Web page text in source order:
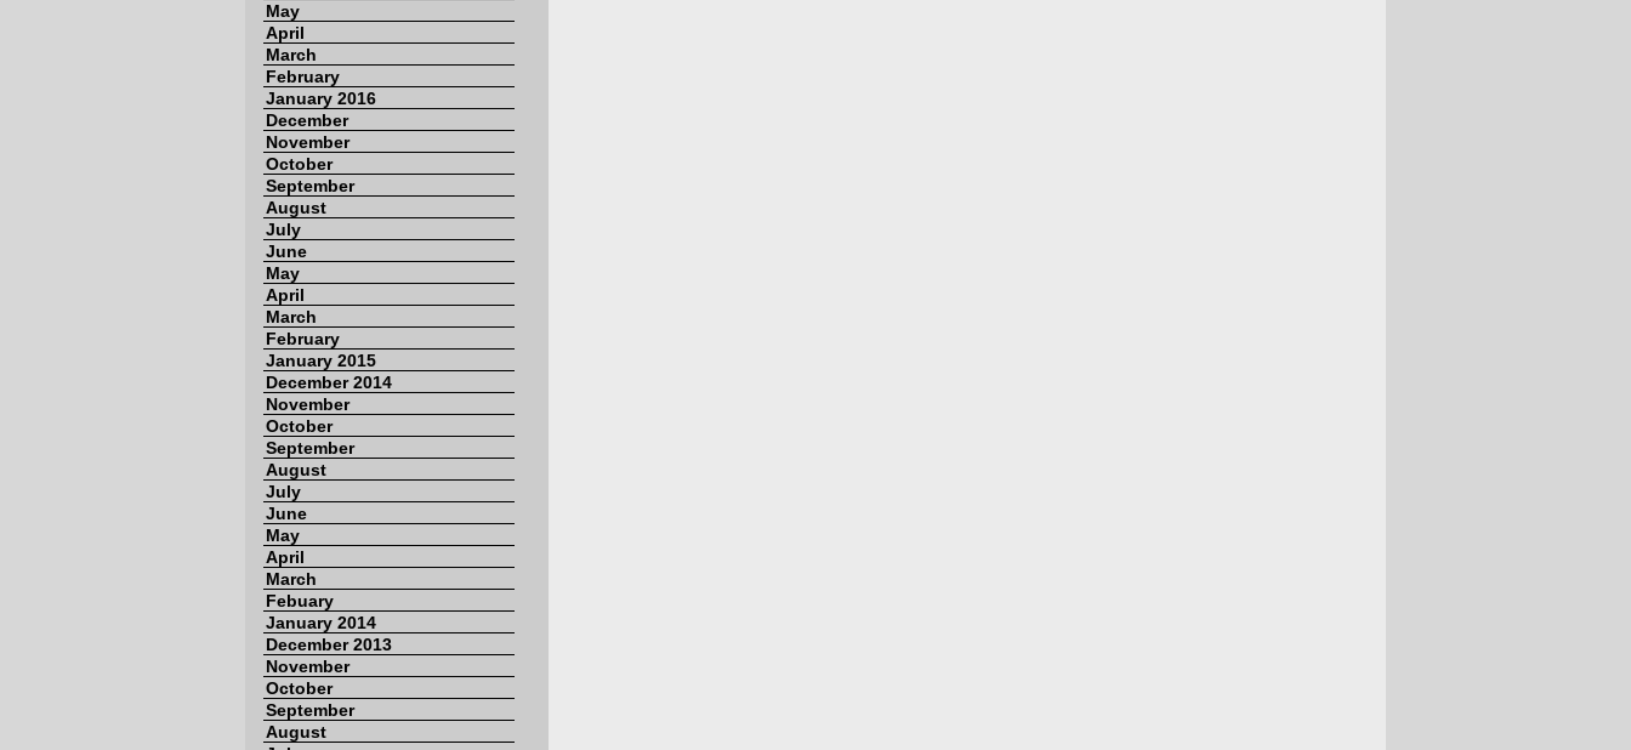
May
April
March
February
January 2016
December
November
October
September
August
July
June
May
April
March
February
January 2015
December 2014
November
October
September
August
July
June
May
April
March
Febuary
January 2014
December 2013
November
October
September
August